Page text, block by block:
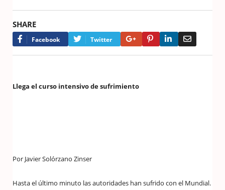
SHARE
Facebook Twitter Google+PinterestLinkedIn
Llega el curso intensivo de sufrimiento
Por Javier Solórzano Zinser
Hasta el último minuto las autoridades han sufrido con el Mundial.